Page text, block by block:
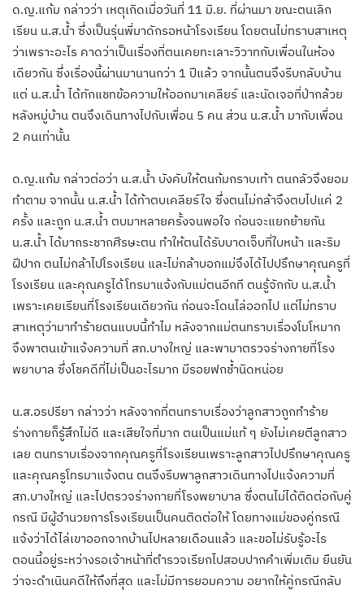
ด.ญ.แก้ม กล่าวว่า เหตุเกิดเมื่อวันที่ 11 มิ.ย. ที่ผ่านมา ขณะตนเลิก
เรียน น.ส.น้ำ ซึ่งเป็นรุ่นพี่มาดักรอหน้าโรงเรียน โดยตนไม่ทราบสาเหตุ
ว่าเพราะอะไร คาดว่าเป็นเรื่องที่ตนเคยทะเลาะวิวาทกับเพื่อนในห้อง
เดียวกัน ซึ่งเรื่องนี้ผ่านมานานกว่า 1 ปีแล้ว จากนั้นตนจึงรีบกลับบ้าน
แต่ น.ส.น้ำ ได้ทักแชทข้อความให้ออกมาเคลียร์ และนัดเจอที่ป่ากล้วย
หลังหมู่บ้าน ตนจึงเดินทางไปกับเพื่อน 5 คน ส่วน น.ส.น้ำ มากับเพื่อน
2 คนเท่านั้น
ด.ญ.แก้ม กล่าวต่อว่า น.ส.น้ำ บังคับให้ตนก้มกราบเท้า ตนกลัวจึงยอม
ทำตาม จากนั้น น.ส.น้ำ ได้ท้าตบเคลียร์ใจ ซึ่งตนไม่กล้าจึงตบไปแค่ 2
ครั้ง และถูก น.ส.น้ำ ตบมาหลายครั้งจนพอใจ ก่อนจะแยกย้ายกัน
น.ส.น้ำ ได้มากระชากศีรษะตน ทำให้ตนได้รับบาดเจ็บที่ใบหน้า และริม
ฝีปาก ตนไม่กล้าไปโรงเรียน และไม่กล้าบอกแม่จึงได้ไปปรึกษาคุณครูที่
โรงเรียน และคุณครูได้โทรมาแจ้งกับแม่ตนอีกที ตนรู้จักกับ น.ส.น้ำ
เพราะเคยเรียนที่โรงเรียนเดียวกัน ก่อนจะโดนไล่ออกไป แต่ไม่ทราบ
สาเหตุว่ามาทำร้ายตนแบบนี้ทำไม หลังจากแม่ตนทราบเรื่องโมโหมาก
จึงพาตนเข้าแจ้งความที่ สภ.บางใหญ่ และพามาตรวจร่างกายที่โรง
พยาบาล ซึ่งโชคดีที่ไม่เป็นอะไรมาก มีรอยฟกช้ำนิดหน่อย
น.ส.อรปรียา กล่าวว่า หลังจากที่ตนทราบเรื่องว่าลูกสาวถูกทำร้าย
ร่างกายก็รู้สึกไม่ดี และเสียใจที่มาก ตนเป็นแม่แท้ ๆ ยังไม่เคยตีลูกสาว
เลย ตนทราบเรื่องจากคุณครูที่โรงเรียนเพราะลูกสาวไปปรึกษาคุณครู
และคุณครูโทรมาแจ้งตน ตนจึงรีบพาลูกสาวเดินทางไปแจ้งความที่
สภ.บางใหญ่ และไปตรวจร่างกายที่โรงพยาบาล ซึ่งตนไม่ได้ติดต่อกับคู่
กรณี มีผู้อำนวยการโรงเรียนเป็นคนติดต่อให้ โดยทางแม่ของคู่กรณี
แจ้งว่าได้ไล่เขาออกจากบ้านไปหลายเดือนแล้ว และขอไม่รับรู้อะไร
ตอนนี้อยู่ระหว่างรอเจ้าหน้าที่ตำรวจเรียกไปสอบปากคำเพิ่มเติม ยืนยัน
ว่าจะดำเนินคดีให้ถึงที่สุด และไม่มีการยอมความ อยากให้คู่กรณีกลับ